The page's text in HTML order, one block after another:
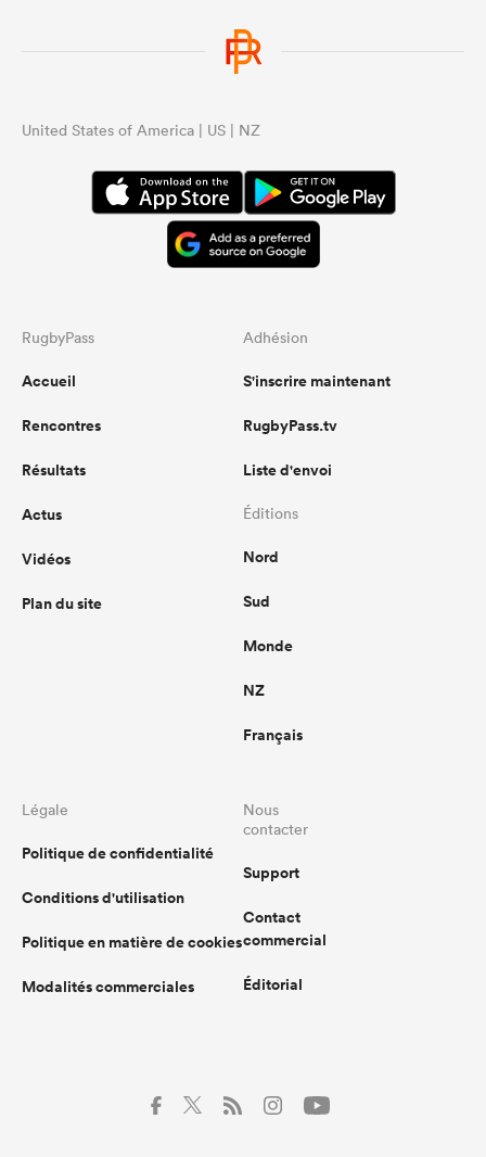
United States of America | US | NZ
RugbyPass
Accueil
Rencontres
Résultats
Actus
Vidéos
Plan du site
Adhésion
S'inscrire maintenant
RugbyPass.tv
Liste d'envoi
Éditions
Nord
Sud
Monde
NZ
Français
Légale
Politique de confidentialité
Conditions d'utilisation
Politique en matière de cookies
Modalités commerciales
Nous
contacter
Support
Contact
commercial
Éditorial